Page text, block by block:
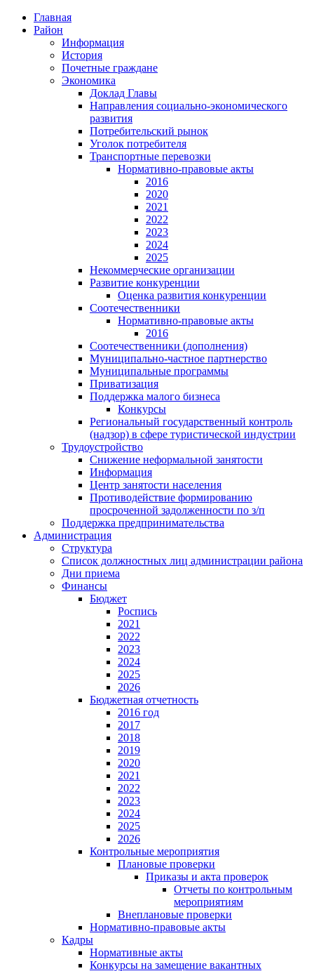
Главная
Район
Информация
История
Почетные граждане
Экономика
Доклад Главы
Направления социально-экономического
развития
Потребительский рынок
Уголок потребителя
Транспортные перевозки
Нормативно-правовые акты
2016
2020
2021
2022
2023
2024
2025
Некоммерческие организации
Развитие конкуренции
Оценка развития конкуренции
Соотечественники
Нормативно-правовые акты
2016
Соотечественники (дополнения)
Муниципально-частное партнерство
Муниципальные программы
Приватизация
Поддержка малого бизнеса
Конкурсы
Региональный государственный контроль
(надзор) в сфере туристической индустрии
Трудоустройство
Снижение неформальной занятости
Информация
Центр занятости населения
Противодействие формированию
просроченной задолженности по з/п
Поддержка предпринимательства
Администрация
Структура
Список должностных лиц администрации района
Дни приема
Финансы
Бюджет
Роспись
2021
2022
2023
2024
2025
2026
Бюджетная отчетность
2016 год
2017
2018
2019
2020
2021
2022
2023
2024
2025
2026
Контрольные мероприятия
Плановые проверки
Приказы и акта проверок
Отчеты по контрольным
мероприятиям
Внеплановые проверки
Нормативно-правовые акты
Кадры
Нормативные акты
Конкурсы на замещение вакантных